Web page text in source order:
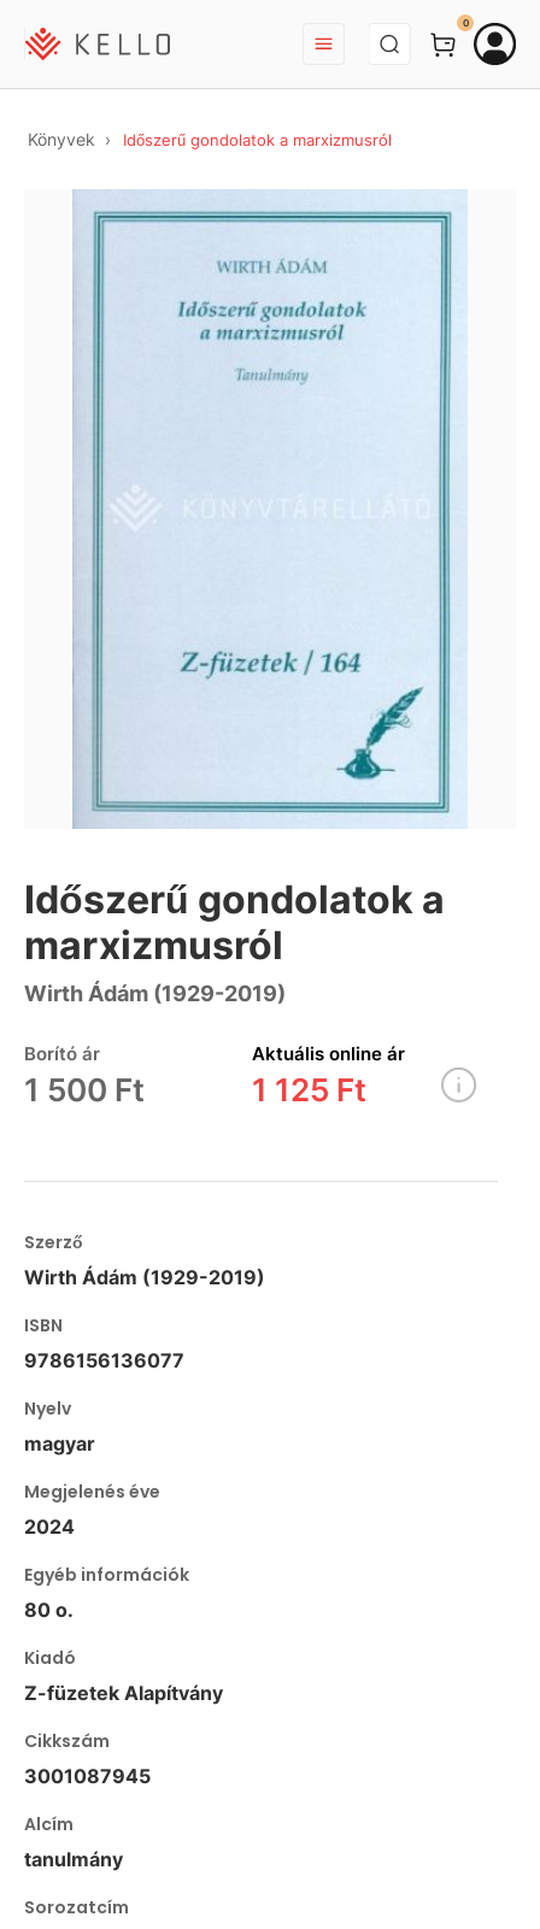
BEJELENTKEZÉS
0
Könyvek Időszerű gondolatok a marxizmusról
Időszerű gondolatok a
marxizmusról
Wirth Ádám (1929-2019)
Borító ár
1 500 Ft
Aktuális online ár
1 125 Ft
Szerző
Wirth Ádám (1929-2019)
ISBN
9786156136077
Nyelv
magyar
Megjelenés éve
2024
Egyéb információk
80 o.
Kiadó
Z-füzetek Alapítvány
Cikkszám
3001087945
Alcím
tanulmány
Sorozatcím